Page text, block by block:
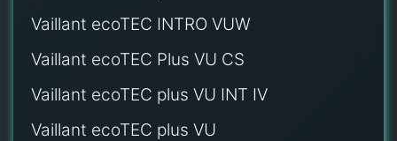
Vaillant ecoTEC INTRO VUW
Vaillant ecoTEC Plus VU CS
Vaillant ecoTEC plus VU INT IV
Vaillant ecoTEC plus VU